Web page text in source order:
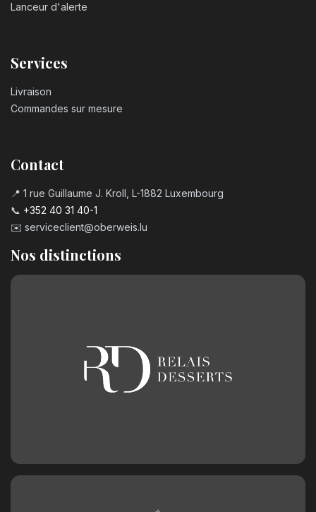
Lanceur d'alerte
Services
Livraison
Commandes sur mesure
Contact
📍 1 rue Guillaume J. Kroll, L-1882 Luxembourg
📞 +352 40 31 40-1
✉️ serviceclient@oberweis.lu
Nos distinctions